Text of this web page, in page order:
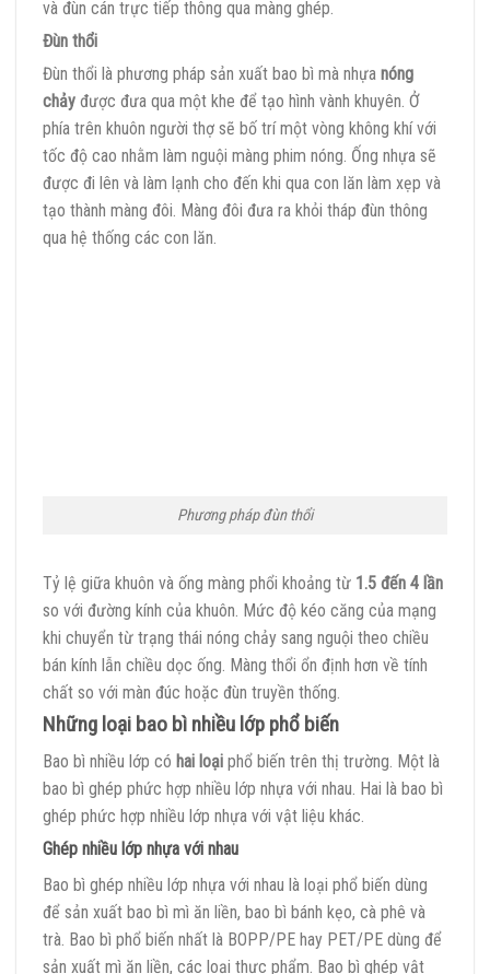
và đùn cán trực tiếp thông qua màng ghép.
Đùn thổi
Đùn thổi là phương pháp sản xuất bao bì mà nhựa nóng
chảy được đưa qua một khe để tạo hình vành khuyên. Ở
phía trên khuôn người thợ sẽ bố trí một vòng không khí với
tốc độ cao nhằm làm nguội màng phim nóng. Ống nhựa sẽ
được đi lên và làm lạnh cho đến khi qua con lăn làm xẹp và
tạo thành màng đôi. Màng đôi đưa ra khỏi tháp đùn thông
qua hệ thống các con lăn.
Phương pháp đùn thổi
Tỷ lệ giữa khuôn và ống màng phổi khoảng từ 1.5 đến 4 lần
so với đường kính của khuôn. Mức độ kéo căng của mạng
khi chuyển từ trạng thái nóng chảy sang nguội theo chiều
bán kính lẫn chiều dọc ống. Màng thổi ổn định hơn về tính
chất so với màn đúc hoặc đùn truyền thống.
Những loại bao bì nhiều lớp phổ biến
Bao bì nhiều lớp có hai loại phổ biến trên thị trường. Một là
bao bì ghép phức hợp nhiều lớp nhựa với nhau. Hai là bao bì
ghép phức hợp nhiều lớp nhựa với vật liệu khác.
Ghép nhiều lớp nhựa với nhau
Bao bì ghép nhiều lớp nhựa với nhau là loại phổ biến dùng
để sản xuất bao bì mì ăn liền, bao bì bánh kẹo, cà phê và
trà. Bao bì phổ biến nhất là BOPP/PE hay PET/PE dùng để
sản xuất mì ăn liền, các loại thực phẩm. Bao bì ghép vật